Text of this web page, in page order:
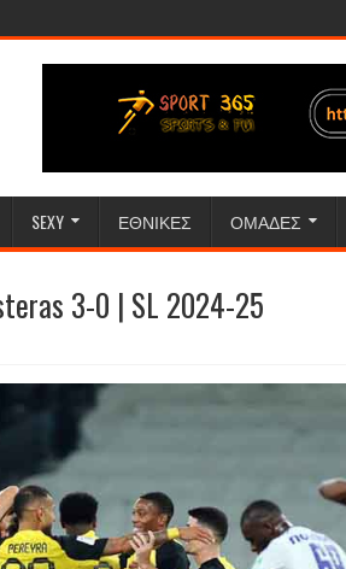
SEXY ΕΘΝΙΚΕΣ ΟΜΑΔΕΣ
3-0 | SL 2024-25